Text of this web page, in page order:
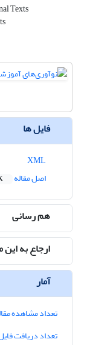
Texts
فایل ها
اصل مقاله
هم رسانی
ارجاع به این
آمار
تعداد مشاهده
تعداد دریافت